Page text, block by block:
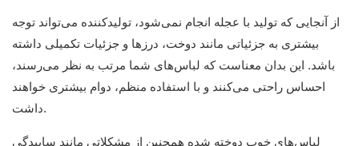
از آنجایی که تولید با عجله انجام نمی‌شود، تولیدکننده می‌تواند توجه
بیشتری به جزئیاتی مانند دوخت، درزها و جزئیات تکمیلی داشته
باشد. این بدان معناست که لباس‌های شما مرتب به نظر می‌رسند،
احساس راحتی می‌کنند و با استفاده منظم، دوام بیشتری خواهند
داشت.
لباس‌های خوب دوخته شده همچنین از مشکلاتی مانند ساییدگی